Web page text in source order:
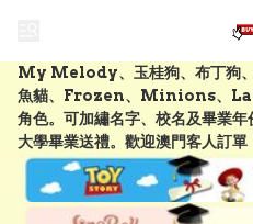
My Melody、玉桂狗、布丁
魚貓、Frozen、Minions、
角色。可加繡名字、校名及畢業
大學畢業送禮。歡迎澳門客人訂單